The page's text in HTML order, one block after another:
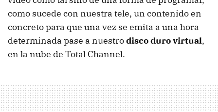
como sucede con nuestra tele, un contenido en
concreto para que una vez se emita a una hora
determinada pase a nuestrodisco duro virtual,
en la nube de Total Channel.